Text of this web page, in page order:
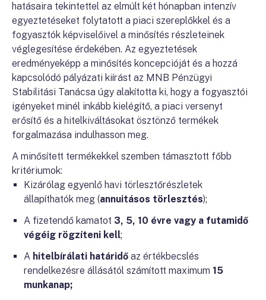
hatásaira tekintettel az elmúlt két hónapban intenzív
egyeztetéseket folytatott a piaci szereplőkkel és a
fogyasztók képviselőivel a minősítés részleteinek
véglegesítése érdekében. Az egyeztetések
eredményeképp a minősítés koncepcióját és a hozzá
kapcsolódó pályázati kiírást az MNB Pénzügyi
Stabilitási Tanácsa úgy alakította ki, hogy a fogyasztói
igényeket minél inkább kielégítő, a piaci versenyt
erősítő és a hitelkiváltásokat ösztönző termékek
forgalmazása indulhasson meg.
A minősített termékekkel szemben támasztott főbb
kritériumok:
Kizárólag egyenlő havi törlesztőrészletek
állapíthatók meg (annuitásos törlesztés);
A fizetendő kamatot 3, 5, 10 évre vagy a futamidő
végéig rögzíteni kell;
A hitelbírálati határidő az értékbecslés
rendelkezésre állásától számított maximum 15
munkanap;